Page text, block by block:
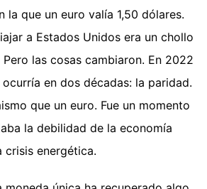
la que un euro valía 1,50 dólares.
a Estados Unidos era un chollo
las cosas cambiaron. En 2022
en dos décadas: la paridad.
que un euro. Fue un momento
la debilidad de la economía
crisis energética.